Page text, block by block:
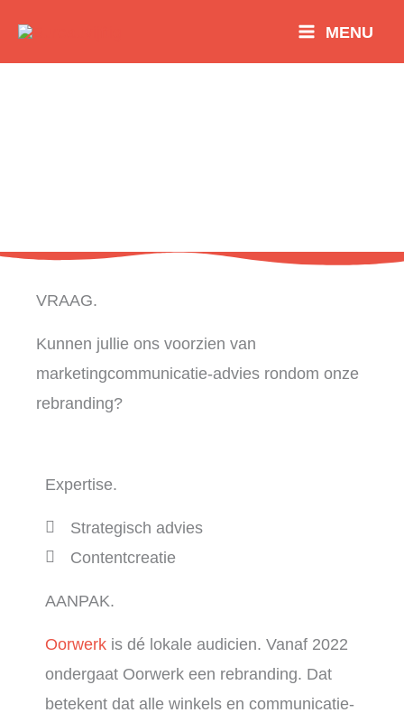
naar
MENU
VRAAG.
Kunnen jullie ons voorzien van
marketingcommunicatie-advies rondom onze
rebranding?
Expertise.
Strategisch advies
Contentcreatie
AANPAK.
Oorwerk is dé lokale audicien. Vanaf 2022
ondergaat Oorwerk een rebranding. Dat
betekent dat alle winkels en communicatie-